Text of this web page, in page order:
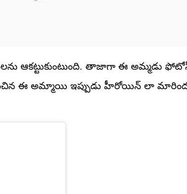
ఆకట్టుకుంటుంది. తాజాగా ఈ అమ్మడు
ఈ అమ్మాయి ఇప్పుడు హీరోయిన్ లా